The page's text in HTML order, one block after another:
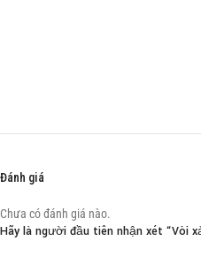
Đánh giá
Chưa có đánh giá nào.
Hãy là người đầu tiên nhận xét “Vòi